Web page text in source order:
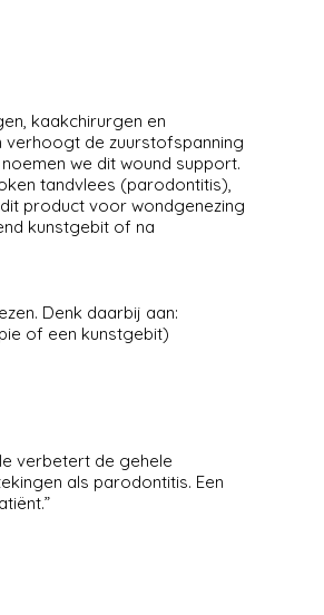
kaakchirurgen en
de zuurstofspanning
we dit wound support.
tandvlees (parodontitis),
product voor wondgenezing
kunstgebit of na
Denk daarbij aan:
of een kunstgebit)
verbetert de gehele
als parodontitis. Een